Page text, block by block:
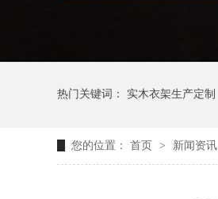
热门关键词： 实木衣架生产定制
您的位置： 首页 > 新闻资讯